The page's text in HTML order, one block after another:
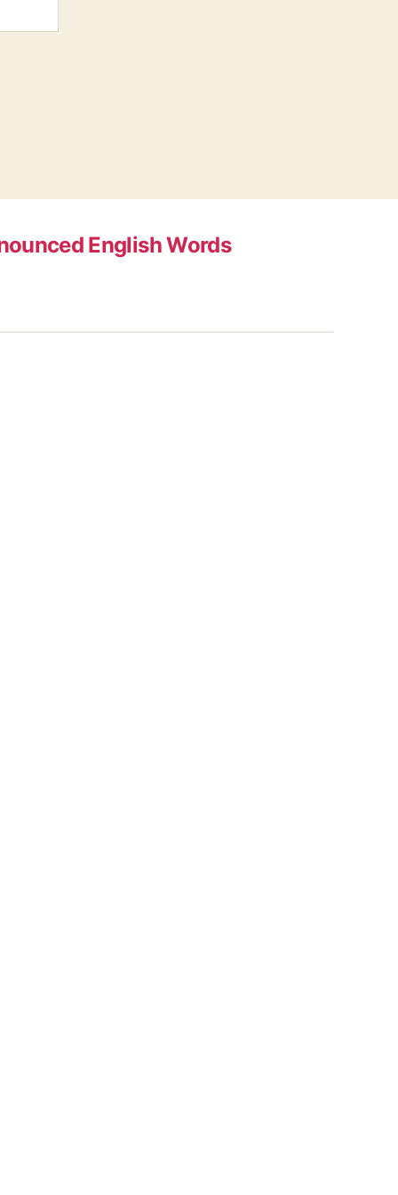
English Words